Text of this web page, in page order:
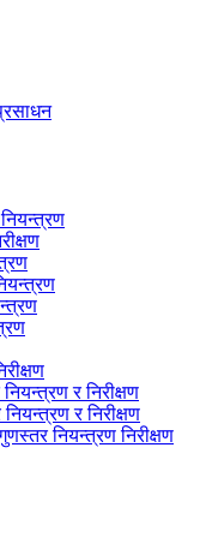
र निरीक्षण
र निरीक्षण
नियन्त्रण निरीक्षण